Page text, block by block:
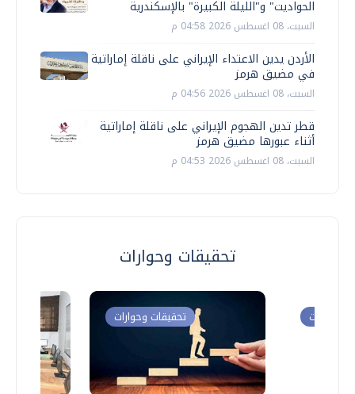
الحواديت" و"الليلة الكبيرة" بالإسكندرية
السبت، 08 اغسطس 2026 04:58 م
الأردن يدين الاعتداء الإيراني على ناقلة إماراتية
في مضيق هرمز
السبت، 08 اغسطس 2026 04:56 م
قطر تدين الهجوم الإيراني على ناقلة إماراتية
أثناء عبورها مضيق هرمز
السبت، 08 اغسطس 2026 04:53 م
تحقيقات وحوارات
تحقيقات وحوارات وحوارات